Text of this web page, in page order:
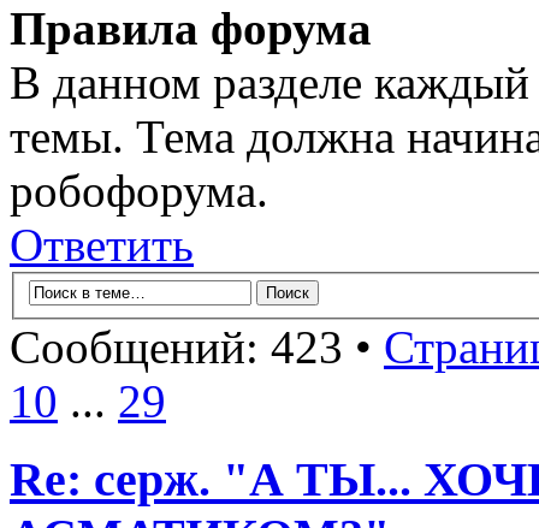
Правила форума
В данном разделе
темы. Тема должна
робофорума.
Ответить
Сообщений: 423 •
10 ... 29
Re: серж. "А ТЫ...